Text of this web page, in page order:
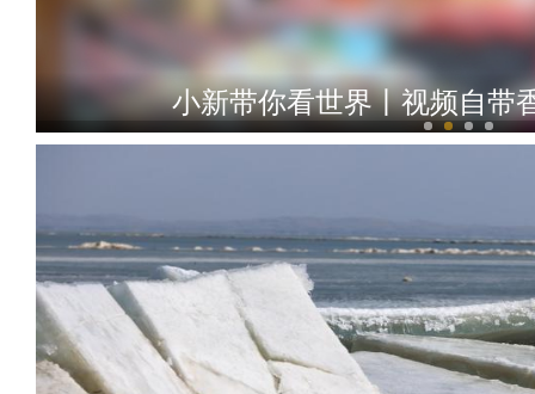
小新带你看世界丨视频自带